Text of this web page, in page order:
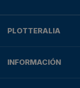
PLOTTERALIA
INFORMACIÓN